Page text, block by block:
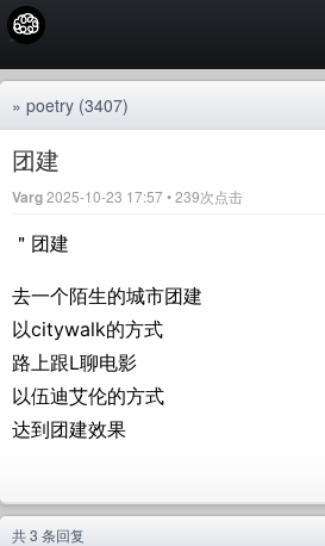
» poetry (3407)
团建
Varg2025-10-23 17:57 • 239次点击
＂团建
去一个陌生的城市团建
以citywalk的方式
路上跟L聊电影
以伍迪艾伦的方式
达到团建效果
共 3 条回复